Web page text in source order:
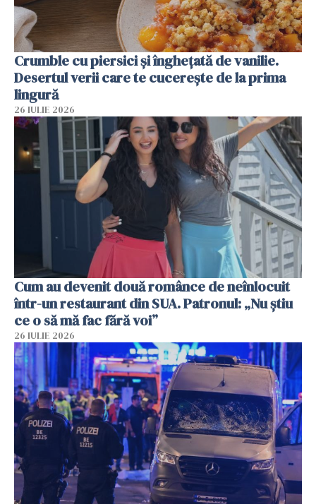
Crumble cu piersici și înghețată de vanilie.
Desertul verii care te cucerește de la prima
lingură
26 IULIE 2026
Cum au devenit două românce de neînlocuit
într-un restaurant din SUA. Patronul: „Nu știu
ce o să mă fac fără voi”
26 IULIE 2026